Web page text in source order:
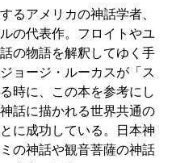
るアメリカの神話学者、
の代表作。フロイトやユ
の物語を解釈してゆく手
ョージ・ルーカスが「ス
時に、この本を参考にし
話に描かれる世界共通の
に成功している。日本神
の神話や観音菩薩の神話